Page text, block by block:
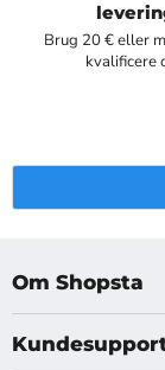
Brug 20 € eller
kvalificere
Om Shopsta